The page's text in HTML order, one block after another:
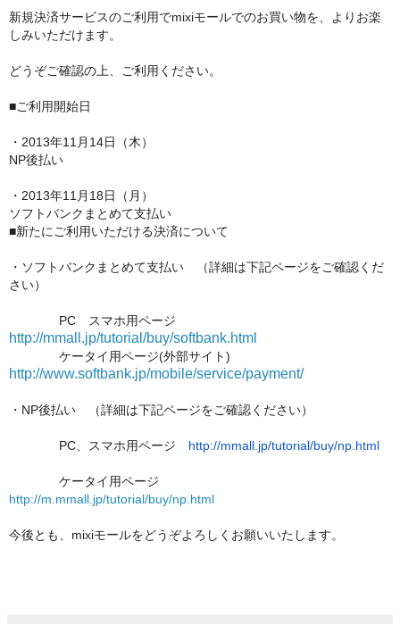
新規決済サービスのご利用でmixiモールでのお買い物を 、よりお楽
しみいただけます。
どうぞご確認の上、ご利用ください。
■ご利用開始日
・2013年11月14日（木）
NP後払い
・2013年11月18日（月）
ソフトバンクまとめて支払い
■新たにご利用いただける決済について
・ソフトバンクまとめて支払い （詳細は下記ページをご確認くだ
さい）
PC スマホ用ページ
http://mmall.jp/tutorial/buy/softbank.html
ケータイ用ページ(外部サイト)
http://www.softbank.jp/mobile/service/payment/
・NP後払い （詳細は下記ページをご確認ください）
PC、スマホ用ページ http://mmall.jp/tutorial/buy/np.html
ケータイ用ページ
http://m.mmall.jp/tutorial/buy/np.html
今後とも、 mixiモールをどうぞよろしくお願いいたします。